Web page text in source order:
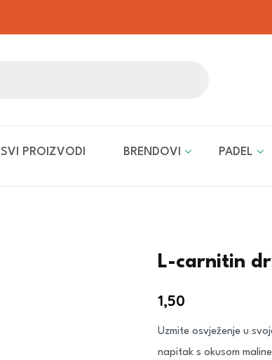
SVI PROIZVODI BRENDOVI PADEL
L-carnitin
1,50
Uzmite osvježenje u
napitak s okusom